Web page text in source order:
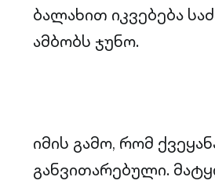
ბალახით იკვებება
ამბობს ჯუნო.
იმის გამო, რომ
განვითარებული.